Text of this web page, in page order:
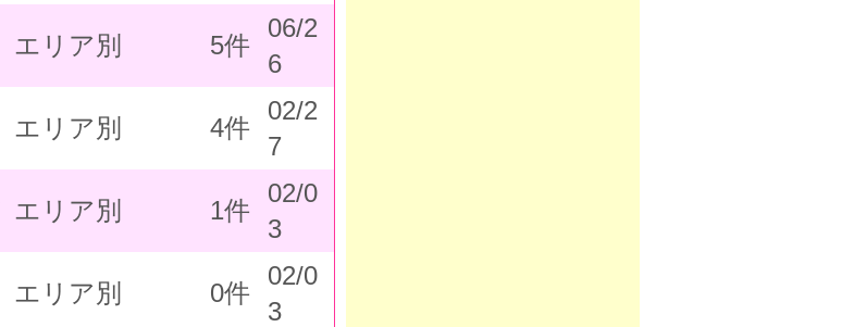
エリア別 5件
06/2
6
エリア別 4件
02/2
7
エリア別 1件
02/0
3
エリア別 0件
02/0
3